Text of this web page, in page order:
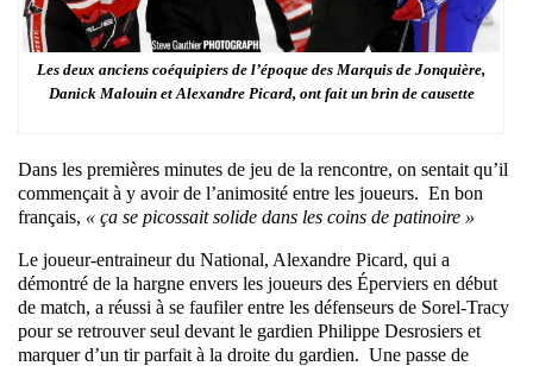
Les deux anciens coéquipiers de l’époque des Marquis de Jonquière,
Danick Malouin et Alexandre Picard, ont fait un brin de causette
Dans les premières minutes de jeu de la rencontre, on sentait qu’il
commençait à y avoir de l’animosité entre les joueurs. En bon
français, « ça se picossait solide dans les coins de patinoire »
Le joueur-entraineur du National, Alexandre Picard, qui a
démontré de la hargne envers les joueurs des Éperviers en début
de match, a réussi à se faufiler entre les défenseurs de Sorel-Tracy
pour se retrouver seul devant le gardien Philippe Desrosiers et
marquer d’un tir parfait à la droite du gardien. Une passe de